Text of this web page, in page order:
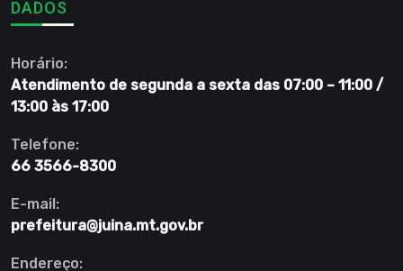
DADOS
Horário:
Atendimento de segunda a sexta das 07:00 – 11:00 /
13:00 às 17:00
Telefone:
66 3566-8300
E-mail:
prefeitura@juina.mt.gov.br
Endereço: